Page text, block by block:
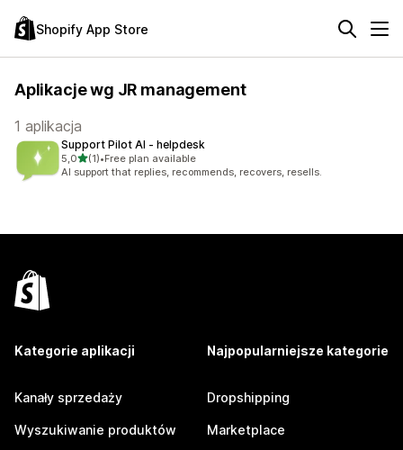
Shopify App Store
Aplikacje wg JR management
1 aplikacja
Support Pilot AI ‑ helpdesk
5,0na 5 gwiazdek
(1)
Łączna liczba recenzji: 1
•Free plan available
AI support that replies, recommends, recovers, resells.
Kategorie aplikacji
Kanały sprzedaży
Wyszukiwanie produktów
Najpopularniejsze kategorie
Dropshipping
Marketplace